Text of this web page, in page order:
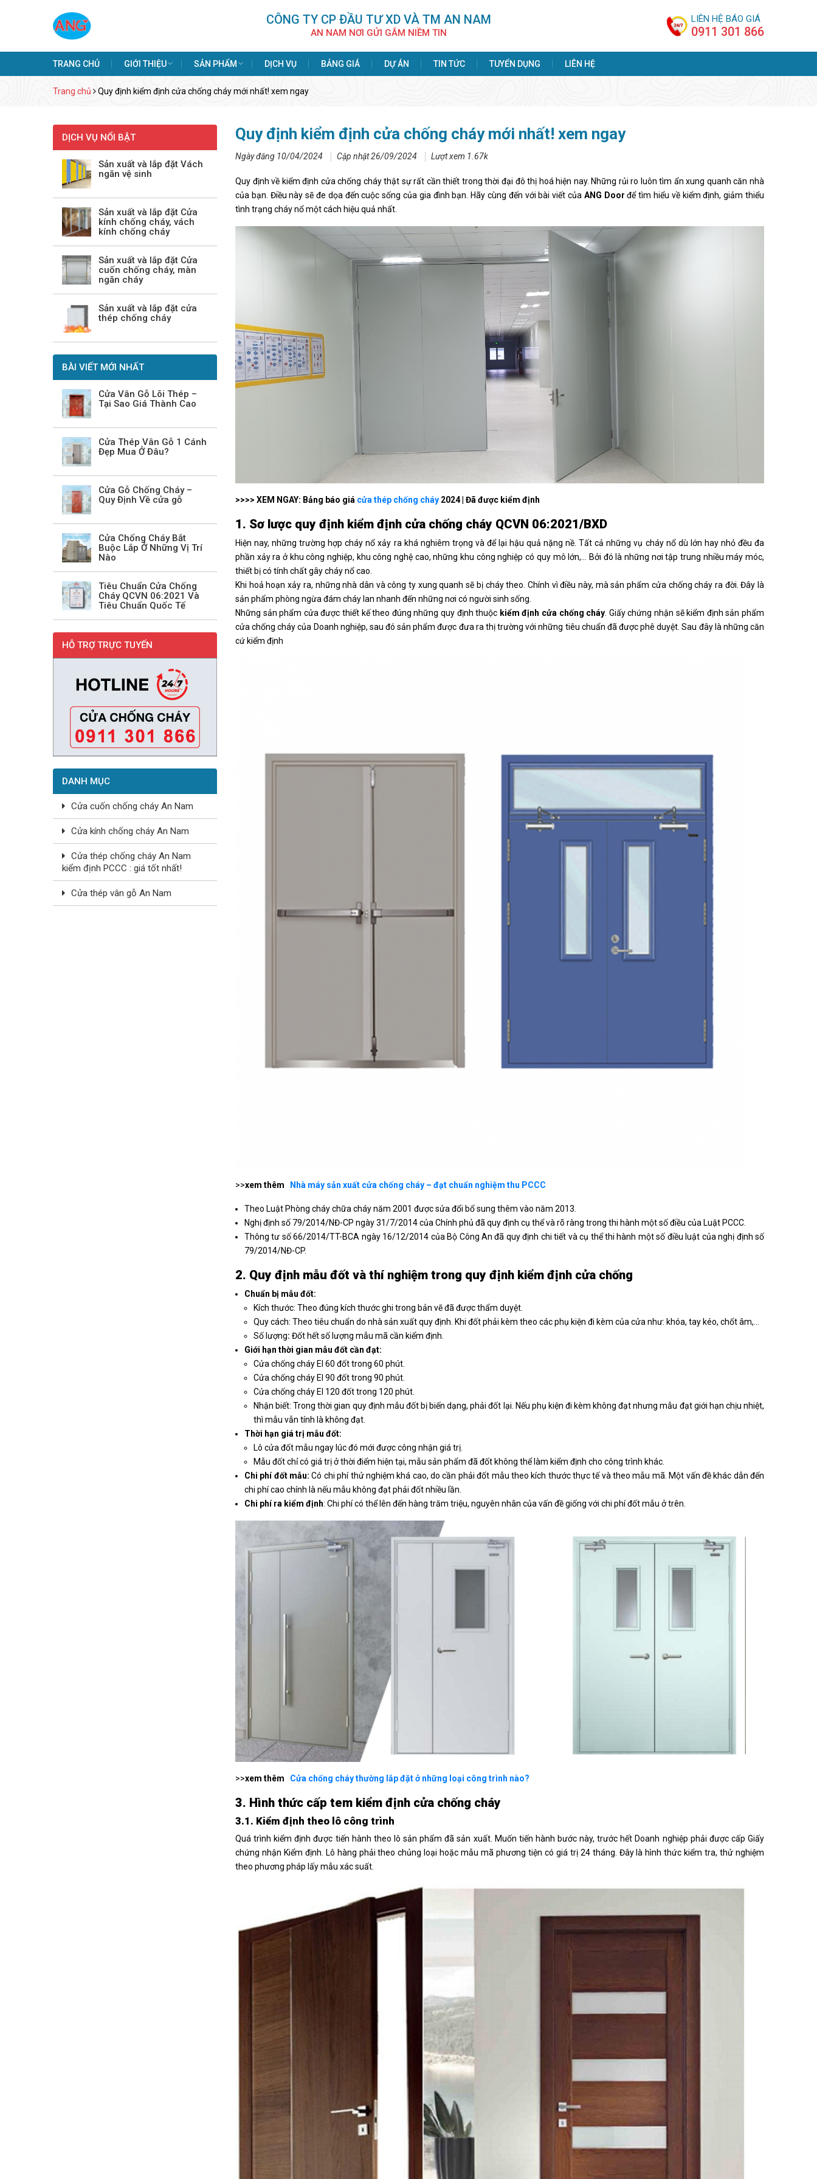
CÔNG TY CP ÐẦU TƯ XD VÀ TM AN NAM
AN NAM NƠI GỬI GẮM NIỀM TIN
LIÊN HỆ BÁO GIÁ
0911 301 866
TRANG CHỦ GIỚI THIỆU SẢN PHẨM DỊCH VỤ BẢNG GIÁ DỰ ÁN TIN TỨC TUYỂN DỤNG LIÊN HỆ
Trang chủ Quy định kiểm định cửa chống cháy mới nhất! xem ngay
DỊCH VỤ NỔI BẬT
Sản xuất và lắp đặt Vách
ngăn vệ sinh
Sản xuất và lắp đặt Cửa
kính chống cháy, vách
kính chống cháy
Sản xuất và lắp đặt Cửa
cuốn chống cháy, màn
ngăn cháy
Sản xuất và lắp đặt cửa
thép chống cháy
BÀI VIẾT MỚI NHẤT
Cửa Vân Gỗ Lõi Thép –
Tại Sao Giá Thành Cao
Cửa Thép Vân Gỗ 1 Cánh
Đẹp Mua Ở Đâu?
Cửa Gỗ Chống Cháy –
Quy Định Về cửa gỗ
Cửa Chống Cháy Bắt
Buộc Lắp Ở Những Vị Trí
Nào
Tiêu Chuẩn Cửa Chống
Cháy QCVN 06:2021 Và
Tiêu Chuẩn Quốc Tế
HỖ TRỢ TRỰC TUYẾN
DANH MỤC
Cửa cuốn chống cháy An Nam
Cửa kính chống cháy An Nam
Cửa thép chống cháy An Nam
kiểm định PCCC : giá tốt nhất!
Cửa thép vân gỗ An Nam
Quy định kiểm định cửa chống cháy mới nhất! xem ngay
Ngày đăng 10/04/2024 Cập nhật 26/09/2024 Lượt xem 1.67k
Quy định về kiểm định cửa chống cháy thật sự rất cần thiết trong thời đại đô thị hoá hiện nay. Những rủi ro luôn tìm ẩn xung quanh căn nhà
của bạn. Điều này sẽ đe dọa đến cuộc sống của gia đình bạn. Hãy cùng đến với bài viết của ANG Door để tìm hiểu về kiểm định, giảm thiểu
tình trạng cháy nổ một cách hiệu quả nhất.
>>>> XEM NGAY: Bảng báo giá cửa thép chống cháy 2024 | Đã được kiểm định
1. Sơ lược quy định kiểm định cửa chống cháy QCVN 06:2021/BXD
Hiện nay, những trường hợp cháy nổ xảy ra khá nghiêm trọng và để lại hậu quả nặng nề. Tất cả những vụ cháy nổ dù lớn hay nhỏ đều đa
phần xảy ra ở khu công nghiệp, khu công nghệ cao, những khu công nghiệp có quy mô lớn,… Bởi đó là những nơi tập trung nhiều máy móc,
thiết bị có tính chất gây cháy nổ cao.
Khi hoả hoạn xảy ra, những nhà dân và công ty xung quanh sẽ bị cháy theo. Chính vì điều này, mà sản phẩm cửa chống cháy ra đời. Đây là
sản phẩm phòng ngừa đám cháy lan nhanh đến những nơi có người sinh sống.
Những sản phẩm cửa được thiết kế theo đúng những quy định thuộc kiểm định cửa chống cháy . Giấy chứng nhận sẽ kiểm định sản phẩm
cửa chống cháy của Doanh nghiệp, sau đó sản phẩm được đưa ra thị trường với những tiêu chuẩn đã được phê duyệt. Sau đây là những căn
cứ kiểm định
>>xem thêm Nhà máy sản xuất cửa chống cháy – đạt chuẩn nghiệm thu PCCC
Theo Luật Phòng cháy chữa cháy năm 2001 được sửa đổi bổ sung thêm vào năm 2013.
Nghị định số 79/2014/NĐ-CP ngày 31/7/2014 của Chính phủ đã quy định cụ thể và rõ ràng trong thi hành một số điều của Luật PCCC.
Thông tư số 66/2014/TT-BCA ngày 16/12/2014 của Bộ Công An đã quy định chi tiết và cụ thể thi hành một số điều luật của nghị định số
79/2014/NĐ-CP.
2. Quy định mẫu đốt và thí nghiệm trong quy định kiểm định cửa chống
Chuẩn bị mẫu đốt:
Kích thước: Theo đúng kích thước ghi trong bản vẽ đã được thẩm duyệt.
Quy cách: Theo tiêu chuẩn do nhà sản xuất quy định. Khi đốt phải kèm theo các phụ kiện đi kèm của cửa như: khóa, tay kéo, chốt âm,…
Số lượng: Đốt hết số lượng mẫu mã cần kiểm định.
Giới hạn thời gian mẫu đốt cần đạt:
Cửa chống cháy EI 60 đốt trong 60 phút.
Cửa chống cháy EI 90 đốt trong 90 phút.
Cửa chống cháy EI 120 đốt trong 120 phút.
Nhận biết: Trong thời gian quy định mẫu đốt bị biến dạng, phải đốt lại. Nếu phụ kiện đi kèm không đạt nhưng mẫu đạt giới hạn chịu nhiệt,
thì mẫu vẫn tính là không đạt.
Thời hạn giá trị mẫu đốt:
Lô cửa đốt mẫu ngay lúc đó mới được công nhận giá trị.
Mẫu đốt chỉ có giá trị ở thời điểm hiện tại, mẫu sản phẩm đã đốt không thể làm kiểm định cho công trình khác.
Chi phí đốt mẫu: Có chi phí thử nghiệm khá cao, do cần phải đốt mẫu theo kích thước thực tế và theo mẫu mã. Một vấn đề khác dẫn đến
chi phí cao chính là nếu mẫu không đạt phải đốt nhiều lần.
Chi phí ra kiểm định: Chi phí có thể lên đến hàng trăm triệu, nguyên nhân của vấn đề giống với chi phí đốt mẫu ở trên.
>>xem thêm Cửa chống cháy thường lắp đặt ở những loại công trình nào?
3. Hình thức cấp tem kiểm định cửa chống cháy
3.1. Kiểm định theo lô công trình
Quá trình kiểm định được tiến hành theo lô sản phẩm đã sản xuất. Muốn tiến hành bước này, trước hết Doanh nghiệp phải được cấp Giấy
chứng nhận Kiểm định. Lô hàng phải theo chủng loại hoặc mẫu mã phương tiện có giá trị 24 tháng. Đây là hình thức kiểm tra, thử nghiệm
theo phương pháp lấy mẫu xác suất.